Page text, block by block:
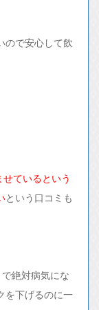
ので安心して飲
ているという
という口コミも
絶対病気にな
を下げるのに一